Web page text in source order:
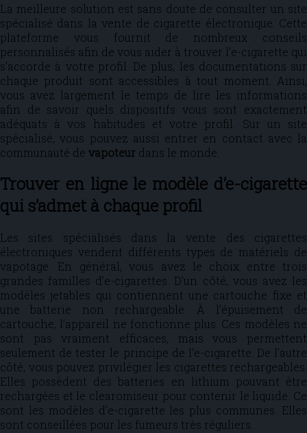
La meilleure solution est sans doute de consulter un site
spécialisé dans la vente de cigarette électronique. Cette
plateforme vous fournit de nombreux conseils
personnalisés afin de vous aider à trouver l’e-cigarette qui
s’accorde à votre profil. De plus, les documentations sur
chaque produit sont accessibles à tout moment. Ainsi,
vous avez largement le temps de lire les informations
afin de savoir quels dispositifs vous sont exactement
adéquats à vos habitudes et votre profil. Sur un site
spécialisé, vous pouvez aussi entrer en contact avec la
communauté de vapoteur dans le monde.
Trouver en ligne le modèle d’e-cigarette
qui s’admet à chaque profil
Les sites spécialisés dans la vente des cigarettes
électroniques vendent différents types de matériels de
vapotage. En général, vous avez le choix entre trois
grandes familles d’e-cigarettes. D’un côté, vous avez les
modèles jetables qui contiennent une cartouche fixe et
une batterie non rechargeable. À l’épuisement de
cartouche, l’appareil ne fonctionne plus. Ces modèles ne
sont pas vraiment efficaces, mais vous permettent
seulement de tester le principe de l’e-cigarette. De l’autre
côté, vous pouvez privilégier les cigarettes rechargeables.
Elles possèdent des batteries en lithium pouvant être
rechargées et le clearomiseur pour contenir le liquide. Ce
sont les modèles d’e-cigarette les plus communes. Elles
sont conseillées pour les fumeurs très réguliers.